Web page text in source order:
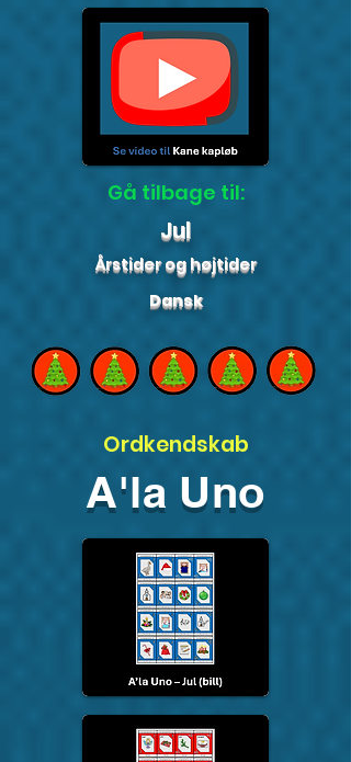
Gå tilbage til:
Jul
Årstider og højtider
Dansk
Ordkendskab
A'la Uno